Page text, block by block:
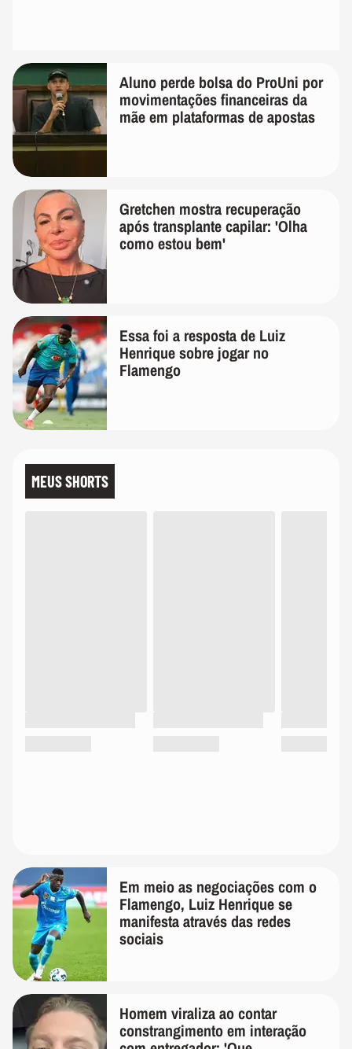
Aluno perde bolsa do ProUni por
movimentações financeiras da
mãe em plataformas de apostas
Gretchen mostra recuperação
após transplante capilar: 'Olha
como estou bem'
Essa foi a resposta de Luiz
Henrique sobre jogar no
Flamengo
MEUS SHORTS
Em meio as negociações com o
Flamengo, Luiz Henrique se
manifesta através das redes
sociais
Homem viraliza ao contar
constrangimento em interação